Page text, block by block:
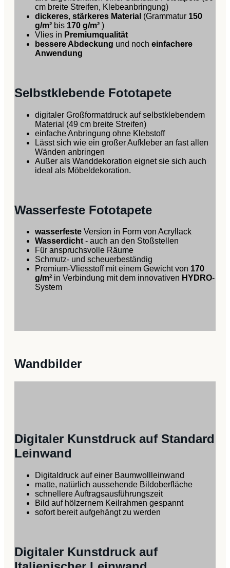
cm breite Streifen, Klebeanbringung)
dickeres, stärkeres Material (Grammatur 150
g/m² bis 170 g/m² )
Vlies in Premiumqualität
bessere Abdeckung und noch einfachere
Anwendung
Selbstklebende Fototapete
digitaler Großformatdruck auf selbstklebendem
Material (49 cm breite Streifen)
einfache Anbringung ohne Klebstoff
Lässt sich wie ein großer Aufkleber an fast allen
Wänden anbringen
Außer als Wanddekoration eignet sie sich auch
ideal als Möbeldekoration.
Wasserfeste Fototapete
wasserfeste Version in Form von Acryllack
Wasserdicht - auch an den Stoßstellen
Für anspruchsvolle Räume
Schmutz- und scheuerbeständig
Premium-Vliesstoff mit einem Gewicht von 170
g/m² in Verbindung mit dem innovativen HYDRO-
System
Wandbilder
Digitaler Kunstdruck auf Standard
Leinwand
Digitaldruck auf einer Baumwollleinwand
matte, natürlich aussehende Bildoberfläche
schnellere Auftragsausführungszeit
Bild auf hölzernem Keilrahmen gespannt
sofort bereit aufgehängt zu werden
Digitaler Kunstdruck auf